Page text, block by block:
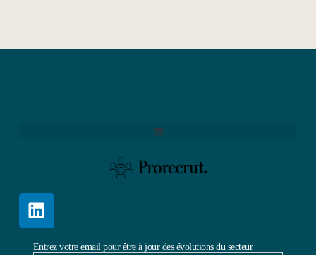
Entrez votre email pour être à jour des évolutions du secteur